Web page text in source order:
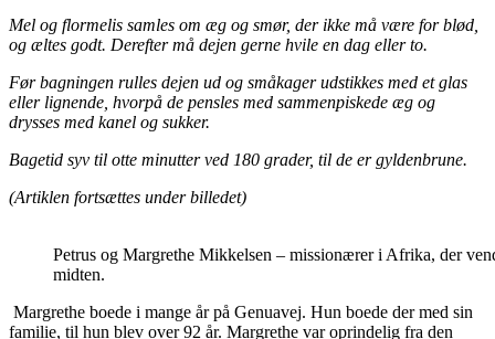
Mel og flormelis samles om æg og smør, der ikke må være for blød,
og æltes godt. Derefter må dejen gerne hvile en dag eller to.
Før bagningen rulles dejen ud og småkager udstikkes med et glas
eller lignende, hvorpå de pensles med sammenpiskede æg og
drysses med kanel og sukker.
Bagetid syv til otte minutter ved 180 grader, til de er gyldenbrune.
(Artiklen fortsættes under billedet)
Petrus og Margrethe Mikkelsen – missionærer i Afrika, der
midten.
Margrethe boede i mange år på Genuavej. Hun boede der med sin
familie, til hun blev over 92 år. Margrethe var oprindelig fra den